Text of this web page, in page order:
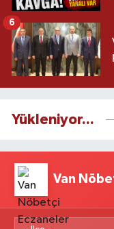
6
Yükleniyor...
Van